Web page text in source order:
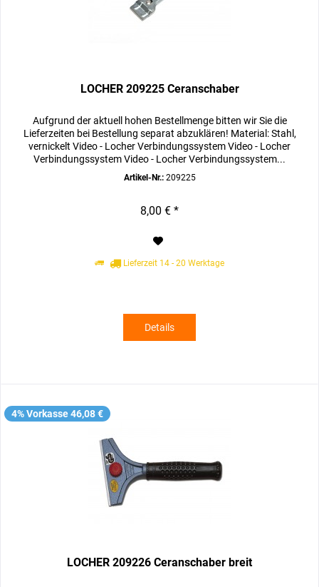
LOCHER 209225 Ceranschaber
Aufgrund der aktuell hohen Bestellmenge bitten wir Sie die
Lieferzeiten bei Bestellung separat abzuklären! Material: Stahl,
vernickelt Video - Locher Verbindungssystem Video - Locher
Verbindungssystem Video - Locher Verbindungssystem...
Artikel-Nr.:209225
8,00 € *
Lieferzeit 14 - 20 Werktage
Details
4% Vorkasse 46,08 €
LOCHER 209226 Ceranschaber breit